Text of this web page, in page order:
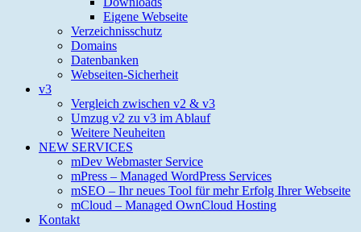
Eigene Webseite
Verzeichnisschutz
Domains
Datenbanken
Webseiten-Sicherheit
v3
Vergleich zwischen v2 & v3
Umzug v2 zu v3 im Ablauf
Weitere Neuheiten
NEW SERVICES
mDev Webmaster Service
mPress – Managed WordPress Services
mSEO – Ihr neues Tool für mehr Erfolg Ihrer Webseite
mCloud – Managed OwnCloud Hosting
Kontakt